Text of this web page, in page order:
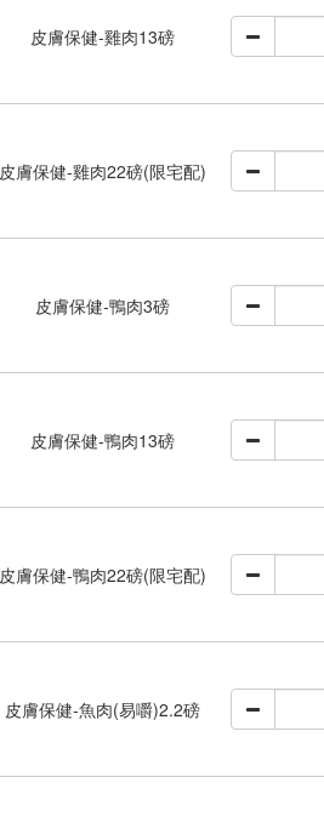
皮膚保健-雞肉13磅
皮膚保健-雞肉22磅(限宅配)
皮膚保健-鴨肉3磅
皮膚保健-鴨肉13磅
皮膚保健-鴨肉22磅(限宅配)
皮膚保健-魚肉(易嚼)2.2磅